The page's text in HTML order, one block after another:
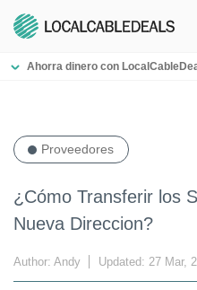
Ahorra dinero con
Proveedores
¿Cómo Transferir los
Nueva Direccion?
Author: Andy Updated: 27 Mar,